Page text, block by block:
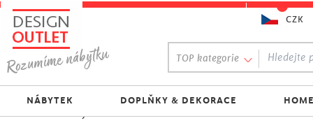
Oblíbený výběr:
300 NOVINEK
333 BESTSELLERŮ
Nejlevnější do 1.500 Kč
Skladovky
TOP kategorie
NÁBYTEK DOPLŇKY & DEKORACE
CZK